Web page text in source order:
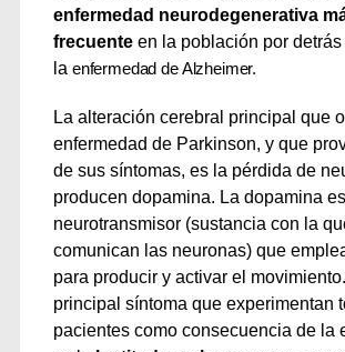
enfermedad neurodegenerativa
frecuente en la población por detrás
la enfermedad de Alzheimer.
La alteración cerebral principal que
enfermedad de Parkinson, y que
de sus síntomas, es la pérdida de
producen dopamina. La dopamina
neurotransmisor (sustancia con la
comunican las neuronas) que
para producir y activar el
principal síntoma que experimentan
pacientes como consecuencia de la